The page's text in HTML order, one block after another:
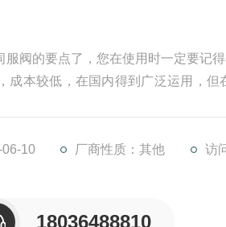
阀的要点了，您在使用时一定要记
成本较低，在国内得到广泛运用，
10 厂商性质：其他 访
18036488810